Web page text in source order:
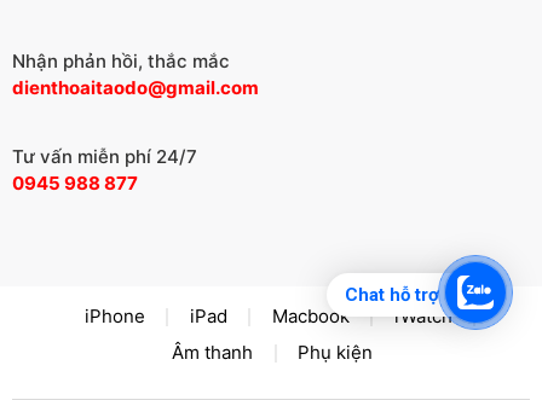
Nhận phản hồi, thắc mắc
dienthoaitaodo@gmail.com
Tư vấn miễn phí 24/7
0945 988 877
iPhone iPad Macbook
iWatch
Âm thanh
Phụ kiện
Chat hỗ trợ